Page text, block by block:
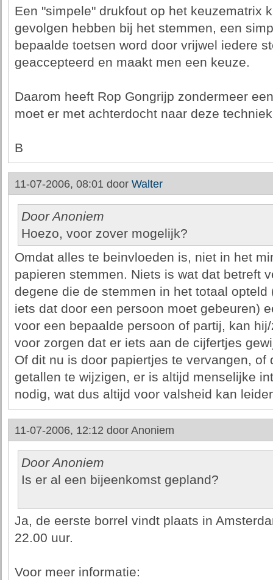
Een "simpele" drukfout op het keuzematrix
gevolgen hebben bij het stemmen, een
bepaalde toetsen word door vrijwel iedere
geaccepteerd en maakt men een keuze.
Daarom heeft Rop Gongrijp zondermeer
moet er met achterdocht naar deze
B
11-07-2006, 08:01 door Walter
Door Anoniem
Hoezo, voor zover mogelijk?
Omdat alles te beinvloeden is, niet in het
papieren stemmen. Niets is wat dat betreft
degene die de stemmen in het totaal opteld
iets dat door een persoon moet gebeuren)
voor een bepaalde persoon of partij, kan
voor zorgen dat er iets aan de cijfertjes
Of dit nu is door papiertjes te vervangen, of
getallen te wijzigen, er is altijd menselijke
nodig, wat dus altijd voor valsheid kan
11-07-2006, 12:12 door Anoniem
Door Anoniem
Is er al een bijeenkomst gepland?
Ja, de eerste borrel vindt plaats in
22.00 uur.
Voor meer informatie: